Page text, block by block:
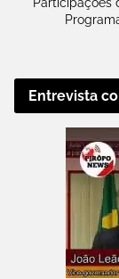
Entrevista